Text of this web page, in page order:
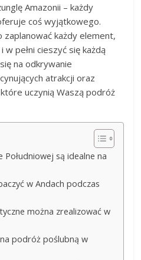
Amazonii – każdy
coś wyjątkowego.
każdy element,
w pełni cieszyć się każdą
na odkrywanie
atrakcji oraz
uczynią Waszą podróż
Południowej są idealne na
w Andach podczas
można zrealizować w
podróż poślubną w